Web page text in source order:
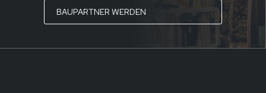
BAUPARTNER WERDEN